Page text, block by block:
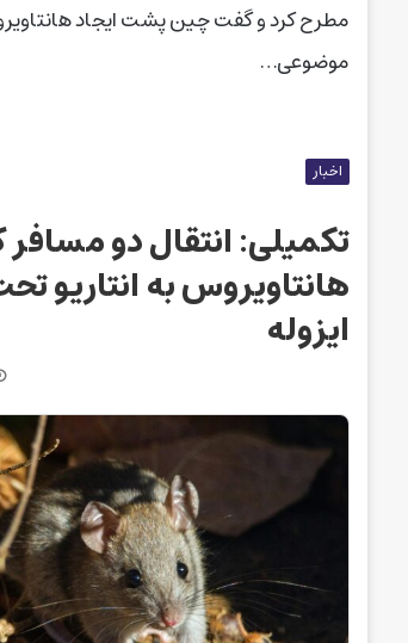
مطرح کرد و گفت چین پشت ایجاد
موضوعی…
اخبار
تکمیلی: انتقال دو
هانتاویروس به انتاریو
ایزوله